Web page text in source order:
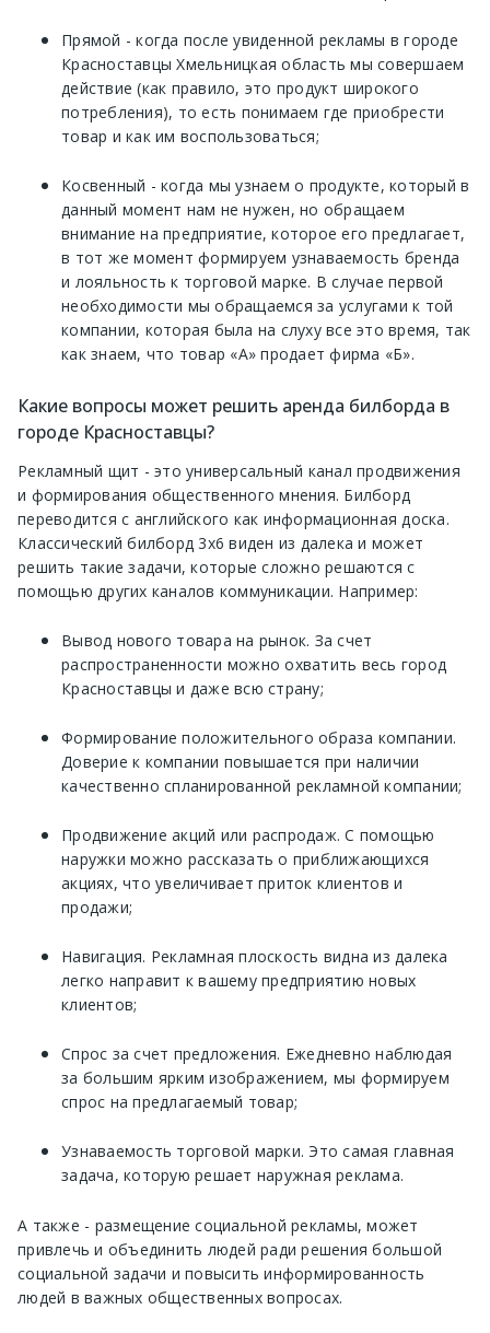
Прямой - когда после увиденной рекламы в городе
Красноставцы Хмельницкая область мы совершаем
действие (как правило, это продукт широкого
потребления), то есть понимаем где приобрести
товар и как им воспользоваться;
Косвенный - когда мы узнаем о продукте, который в
данный момент нам не нужен, но обращаем
внимание на предприятие, которое его предлагает,
в тот же момент формируем узнаваемость бренда
и лояльность к торговой марке. В случае первой
необходимости мы обращаемся за услугами к той
компании, которая была на слуху все это время, так
как знаем, что товар «А» продает фирма «Б».
Какие вопросы может решить аренда билборда в
городе Красноставцы?
Рекламный щит - это универсальный канал продвижения
и формирования общественного мнения. Билборд
переводится с английского как информационная доска.
Классический билборд 3х6 виден из далека и может
решить такие задачи, которые сложно решаются с
помощью других каналов коммуникации. Например:
Вывод нового товара на рынок. За счет
распространенности можно охватить весь город
Красноставцы и даже всю страну;
Формирование положительного образа компании.
Доверие к компании повышается при наличии
качественно спланированной рекламной компании;
Продвижение акций или распродаж. С помощью
наружки можно рассказать о приближающихся
акциях, что увеличивает приток клиентов и
продажи;
Навигация. Рекламная плоскость видна из далека
легко направит к вашему предприятию новых
клиентов;
Спрос за счет предложения. Ежедневно наблюдая
за большим ярким изображением, мы формируем
спрос на предлагаемый товар;
Узнаваемость торговой марки. Это самая главная
задача, которую решает наружная реклама.
А также - размещение социальной рекламы, может
привлечь и объединить людей ради решения большой
социальной задачи и повысить информированность
людей в важных общественных вопросах.